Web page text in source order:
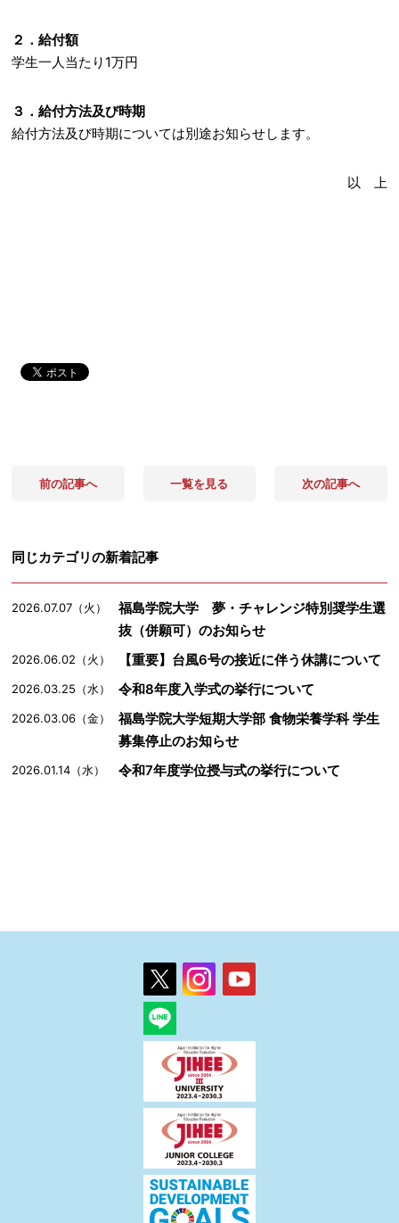
２．給付額
学生一人当たり1万円
３．給付方法及び時期
給付方法及び時期については別途お知らせします。
以 上
前の記事へ 一覧を見る 次の記事へ
同じカテゴリの新着記事
2026.07.07（火）
福島学院大学 夢・チャレンジ特別奨学生選
抜（併願可）のお知らせ
2026.06.02（火） 【重要】台風6号の接近に伴う休講について
2026.03.25（水） 令和8年度入学式の挙行について
2026.03.06（金）
福島学院大学短期大学部 食物栄養学科 学生
募集停止のお知らせ
2026.01.14（水） 令和7年度学位授与式の挙行について